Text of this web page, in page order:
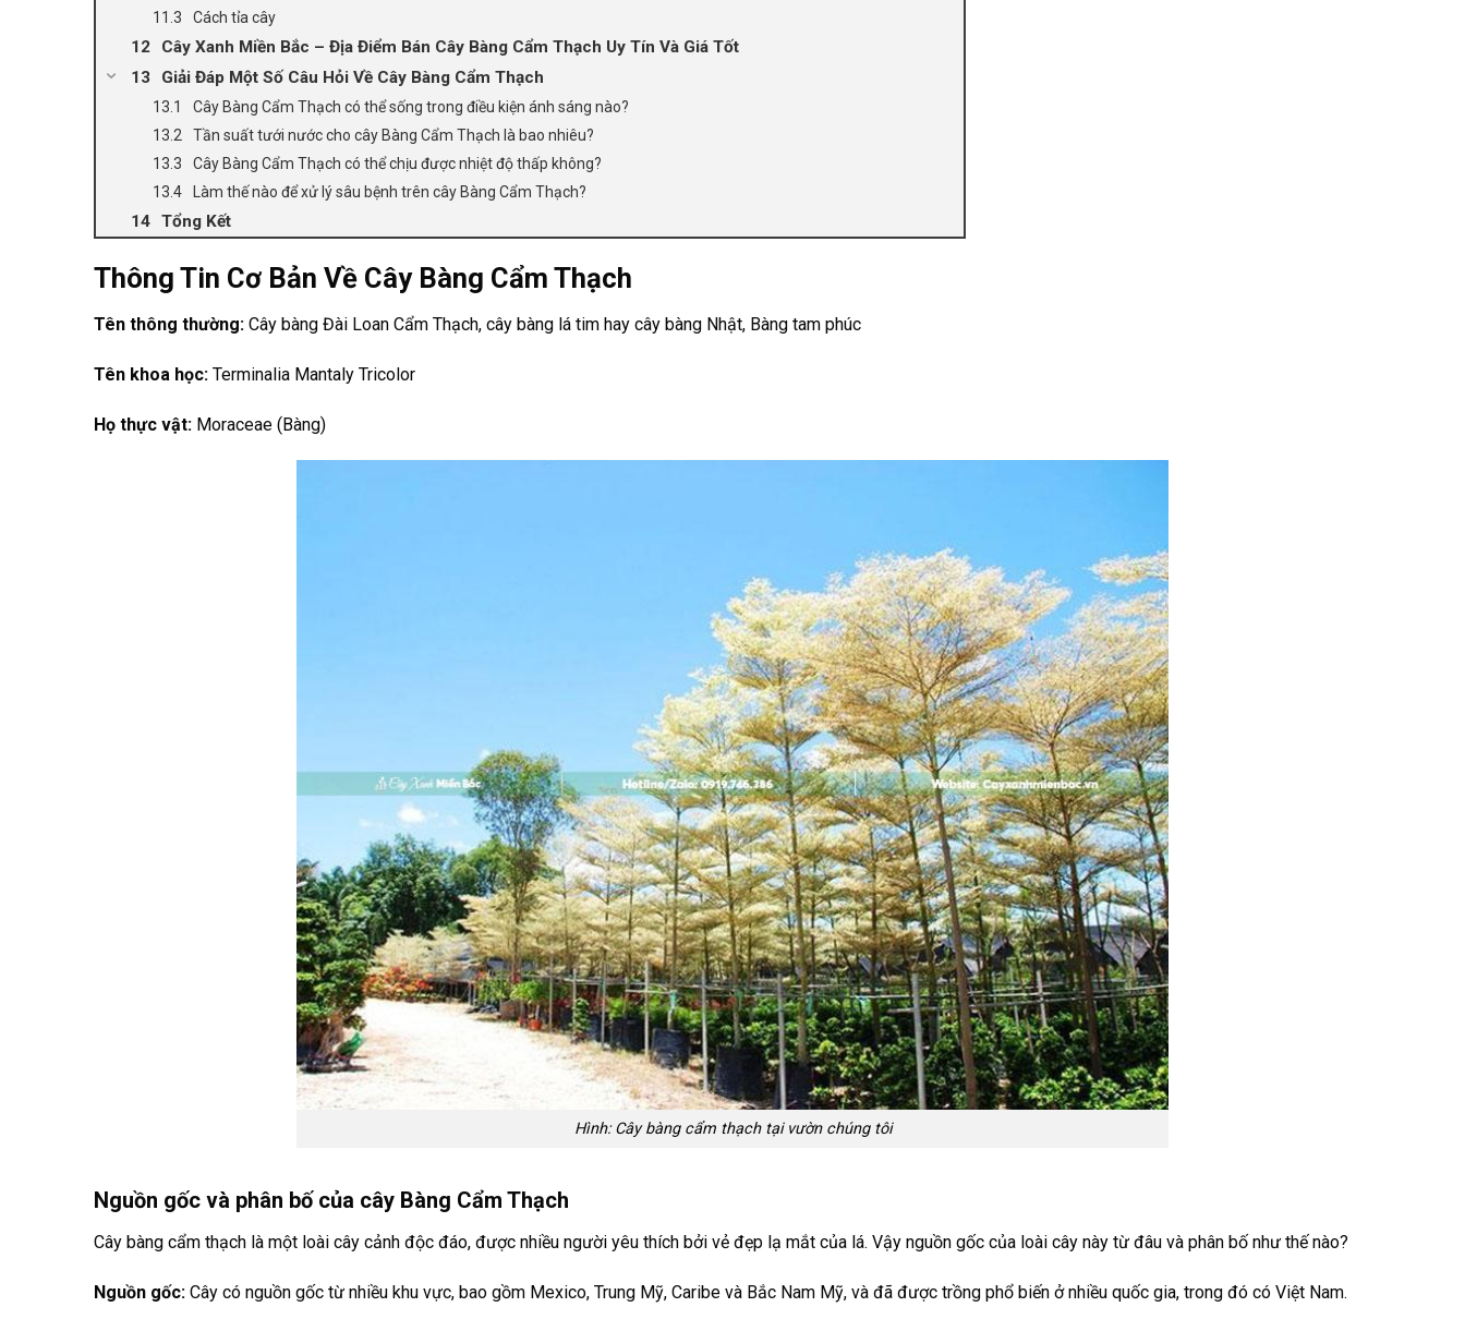
Cách tỉa cây
Cây Xanh Miền Bắc – Địa Điểm Bán Cây Bàng Cẩm Thạch Uy Tín Và Giá Tốt
Giải Đáp Một Số Câu Hỏi Về Cây Bàng Cẩm Thạch
Cây Bàng Cẩm Thạch có thể sống trong điều kiện ánh sáng nào?
Tần suất tưới nước cho cây Bàng Cẩm Thạch là bao nhiêu?
Cây Bàng Cẩm Thạch có thể chịu được nhiệt độ thấp không?
Làm thế nào để xử lý sâu bệnh trên cây Bàng Cẩm Thạch?
Tổng Kết
Thông Tin Cơ Bản Về Cây Bàng Cẩm Thạch
Tên thông thường: Cây bàng Đài Loan Cẩm Thạch, cây bàng lá tim hay cây bàng Nhật, Bàng tam phúc
Tên khoa học:Terminalia Mantaly Tricolor
Họ thực vật: Moraceae (Bàng)
Hình: Cây bàng cẩm thạch tại vườn chúng tôi
Nguồn gốc và phân bố của cây Bàng Cẩm Thạch
Cây bàng cẩm thạch là một loài cây cảnh độc đáo, được nhiều người yêu thích bởi vẻ đẹp lạ mắt của lá. Vậy nguồn gốc của loài cây này từ đâu và phân bố như thế nào?
Nguồn gốc:Cây có nguồn gốc từ nhiều khu vực, bao gồm Mexico, Trung Mỹ, Caribe và Bắc Nam Mỹ, và đã được trồng phổ biến ở nhiều quốc gia, trong đó có Việt Nam.